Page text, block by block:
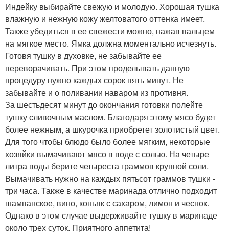
Индейку выбирайте свежую и молодую. Хорошая тушка
влажную и нежную кожу желтоватого оттенка имеет.
Также убедиться в ее свежести можно, нажав пальцем
на мягкое место. Ямка должна моментально исчезнуть.
Готовя тушку в духовке, не забывайте ее
переворачивать. При этом проделывать данную
процедуру нужно каждых сорок пять минут. Не
забывайте и о поливании наваром из противня.
За шестьдесят минут до окончания готовки полейте
тушку сливочным маслом. Благодаря этому мясо будет
более нежным, а шкурочка приобретет золотистый цвет.
Для того чтобы блюдо было более мягким, некоторые
хозяйки вымачивают мясо в воде с солью. На четыре
литра воды берите четыреста граммов крупной соли.
Вымачивать нужно на каждых пятьсот граммов тушки -
три часа. Также в качестве маринада отлично подходит
шампанское, вино, коньяк с сахаром, лимон и чеснок.
Однако в этом случае выдерживайте тушку в маринаде
около трех суток. Приятного аппетита!